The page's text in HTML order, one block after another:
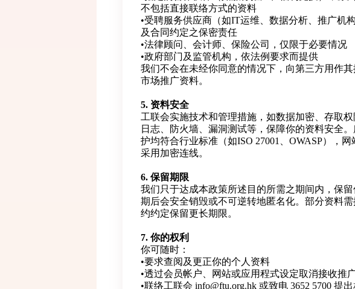
不包括直接联络方式的资料
•受聘服务供应商（如IT运维、数据分析、推广机
及合同约定之保密责任
•法律顾问、会计师、保险公司，仅限于必要情况
•政府部门及监管机构，依法例要求而提供
我们不会在未经你同意的情况下，向第三方用作
市场推广资料。
5. 资料安全
工联会实施技术和管理措施，如数据加密、存取
日志、防火墙、漏洞测试等，保障你的资料安全
护均符合行业标准（如ISO 27001、OWASP），
采用加密连线。
6. 保留期限
我们只于达成本政策所述目的所需之期间内，保留
期后会安全销毁或不可逆转地匿名化。部分资料
约约定保留更长期限。
7. 你的权利
你可随时：
•要求查阅及更正你的个人资料
•透过会员帐户、网站或应用程式设定取消接收推
•联络工联会 info@ftu.org.hk 或致电 3652 5700 提